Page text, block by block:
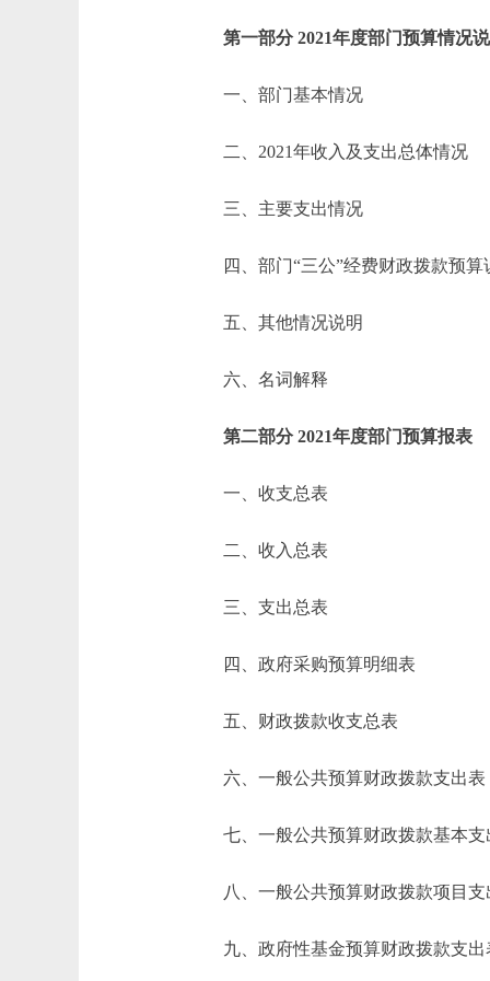
第一部分 2021年度部门预算情况
一、部门基本情况
二、2021年收入及支出总体情况
三、主要支出情况
四、部门“三公”经费财政拨款预算
五、其他情况说明
六、名词解释
第二部分 2021年度部门预算报表
一、收支总表
二、收入总表
三、支出总表
四、政府采购预算明细表
五、财政拨款收支总表
六、一般公共预算财政拨款支出表
七、一般公共预算财政拨款基本支
八、一般公共预算财政拨款项目支
九、政府性基金预算财政拨款支出